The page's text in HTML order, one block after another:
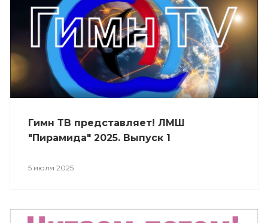
Гимн ТВ представляет! ЛМШ
"Пирамида" 2025. Выпуск 1
5 июля 2025